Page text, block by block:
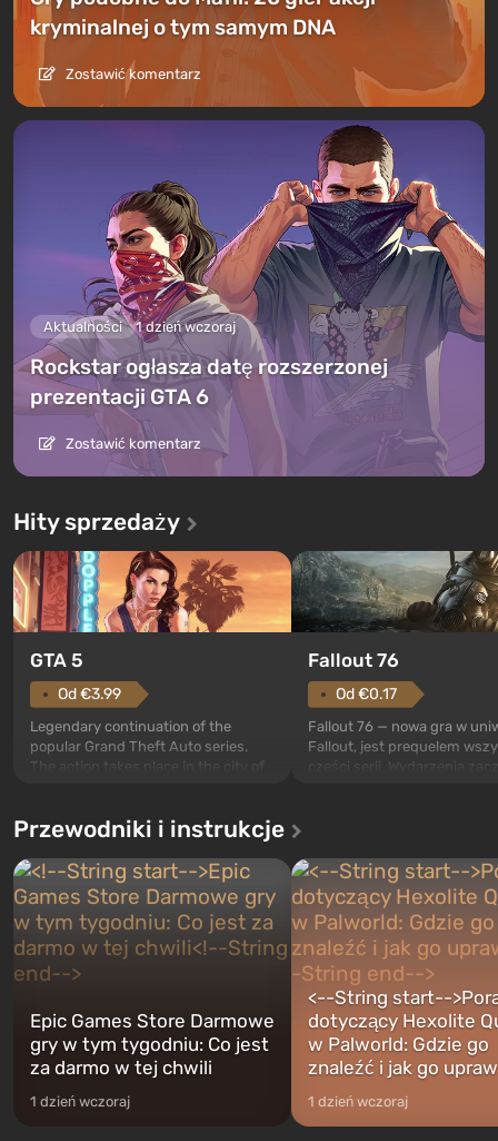
kryminalnej o tym samym DNA
Zostawić komentarz
Aktualności 1 dzień wczoraj
Rockstar ogłasza datę rozszerzonej
prezentacji GTA 6
Zostawić komentarz
Hity sprzedaży
GTA 5
Od €3.99
Legendary continuation of the
popular Grand Theft Auto series.
The action takes place in the city of
first time, the game tells the story of
and Franklin, between whom you
can switch at any time...
Fallout 76
Od €0.17
Fallout 76 — nowa gra w
Fallout, jest prequelem
części serii. Wydarzenia
pierwszy po tym, jak na
spadną bomby atomowe.
akcji Fal...
Przewodniki i instrukcje
Epic Games Store Darmowe
gry w tym tygodniu: Co jest
za darmo w tej chwili
1 dzień wczoraj
<--String start--
dotyczący Hexolite
w Palworld: Gdzie go
znaleźć i jak go
1 dzień wczoraj